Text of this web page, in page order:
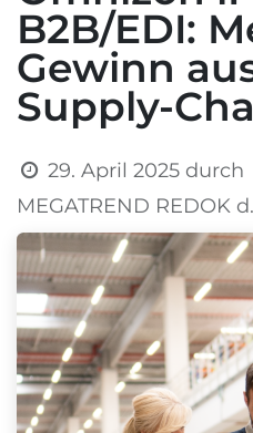
B2B/EDI:
Gewinn
Supply-
29. April 2025 durch
MEGATREND REDOK